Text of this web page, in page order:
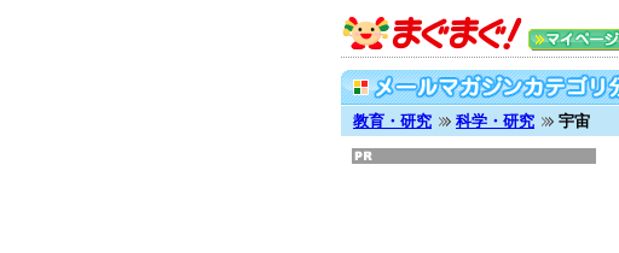
教育・研究
科学・研究 宇宙